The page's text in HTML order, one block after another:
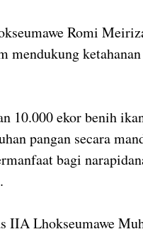
Romi
mendukung
10.000 ekor benih
pangan secara
bagi
IIA Lhokseumawe